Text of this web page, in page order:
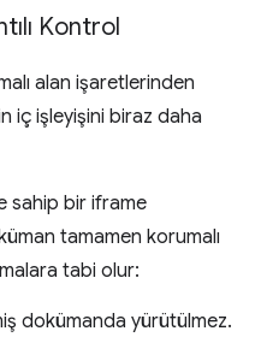
Kontrol
alan işaretlerinden
iç işleyişini biraz daha
sahip bir iframe
tamamen korumalı
tabi olur:
dokümanda yürütülmez.